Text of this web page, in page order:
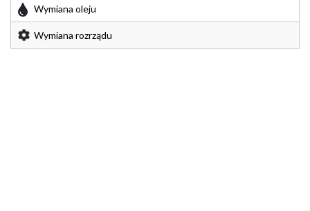
Wymiana oleju
Wymiana rozrządu